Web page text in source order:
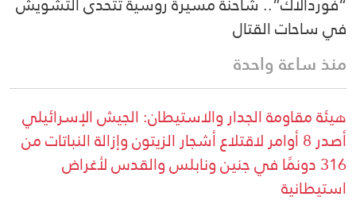
في ساحات القتال
منذ ساعة واحدة
هيئة مقاومة الجدار والاستيطان: الجيش الإسرائيلي
أصدر 8 أوامر لاقتلاع أشجار الزيتون وإزالة النباتات من
316 دونمًا في جنين ونابلس والقدس لأغراض
استيطانية